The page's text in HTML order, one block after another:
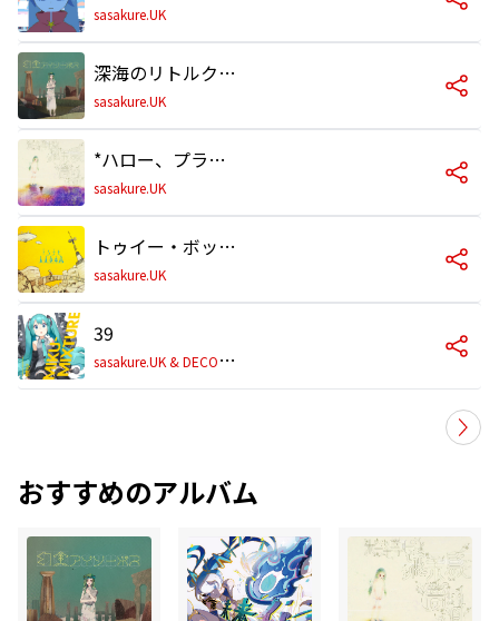
sasakure.UK
深海のリトルクライ (feat. 土岐麻子)
sasakure.UK
*ハロー、プラネット。
sasakure.UK
トゥイー・ボックスの人形劇場 (feat. 初音ミク)
sasakure.UK
39
s
asakure.UK & DECO*27
おすすめのアルバム